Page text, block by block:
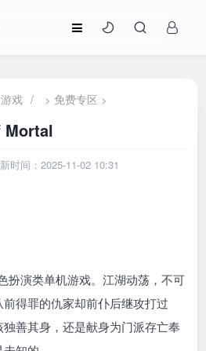
戏 / > 免费专区 >
Mortal
时间：2025-11-02 10:31
扮演类单机游戏。江湖动荡，不可
得罪的仇家却前仆后继攻打过
善其身，还是献身为门派存亡奉